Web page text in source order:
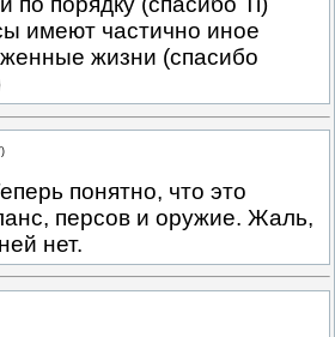
имеют частично иное
жизни (спасибо
понятно, что это
персов и оружие. Жаль,
нет.